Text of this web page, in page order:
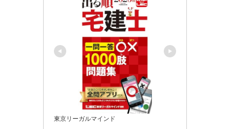
東京リーガルマインド